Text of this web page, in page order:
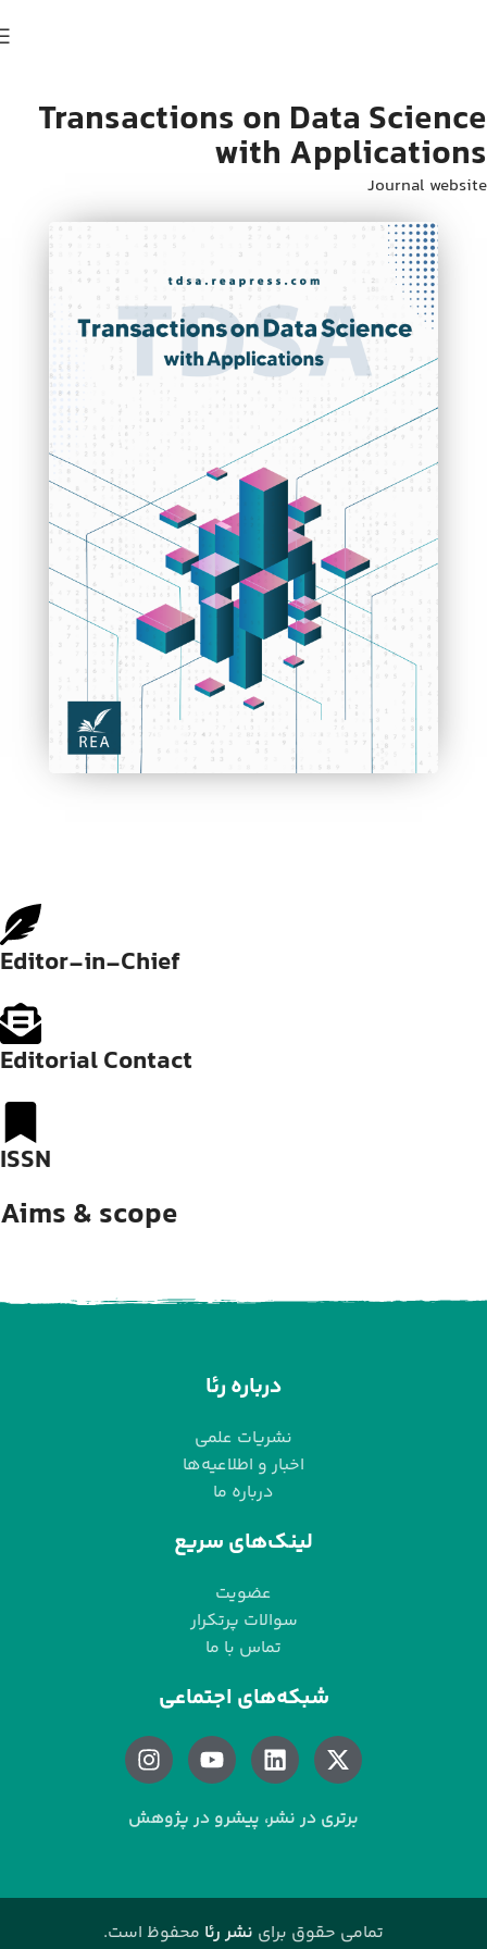
Transactions on Data Science
with Applications
Journal website
Aims & scope
Editor-in-Chief
Editorial Contact
ISSN
درباره رئا
نشریات علمی
اخبار و اطلاعیه‌ها
درباره ما
لینک‌های سریع
عضویت
سوالات پرتکرار
تماس با ما
شبکه‌های اجتماعی
برتری در نشر، پیشرو در پژوهش
تمامی حقوق برای نشر رئا محفوظ است.